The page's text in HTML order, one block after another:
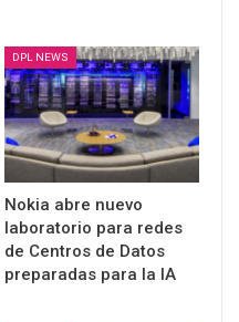
DPL NEWS
Nokia abre nuevo
laboratorio para redes
de Centros de Datos
preparadas para la IA